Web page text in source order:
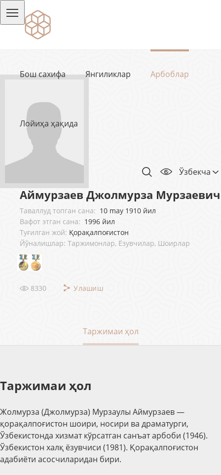
Бош сахифа Янгиликлар Арбоблар
Лойиҳа ҳақида
Ўзбекча
Аймурзаев Джолмурза Мурзаевич
Таваллуд топган сана: 10 may 1910 йил
Вафот этган сана: 1996 йил
Туғилган жой: Қорақалпоғистон
Йўналишлар: Таржимонлар, Ёзувчилар, Шоирлар
8330 Улашиш
Таржимаи ҳол
Таржимаи ҳол
Жолмурза (Джолмурза) Мурзаулы Аймурзаев —
қорақалпоғистон шоири, носири ва драматурги,
Ўзбекистонда хизмат кўрсатган санъат арбоби (1946).
Ўзбекистон халқ ёзувчиси (1981). Қорақалпоғистон
адабиёти асосчиларидан бири.